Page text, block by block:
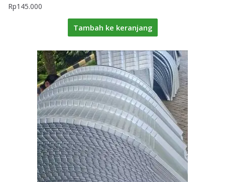
Rp145.000
Tambah ke keranjang